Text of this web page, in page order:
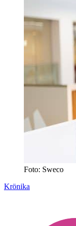
Foto: Sweco
Krönika